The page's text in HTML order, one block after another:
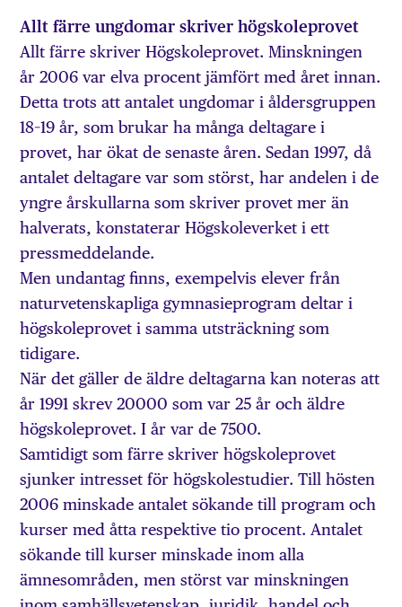
Allt färre ungdomar skriver högskoleprovet
Allt färre skriver Högskoleprovet. Minskningen
år 2006 var elva procent jämfört med året innan.
Detta trots att antalet ungdomar i åldersgruppen
18–19 år, som brukar ha många deltagare i
provet, har ökat de senaste åren. Sedan 1997, då
antalet deltagare var som störst, har andelen i de
yngre årskullarna som skriver provet mer än
halverats, konstaterar Högskoleverket i ett
pressmeddelande.
Men undantag finns, exempelvis elever från
naturvetenskapliga gymnasieprogram deltar i
högskoleprovet i samma utsträckning som
tidigare.
När det gäller de äldre deltagarna kan noteras att
år 1991 skrev 20000 som var 25 år och äldre
högskoleprovet. I år var de 7500.
Samtidigt som färre skriver högskoleprovet
sjunker intresset för högskolestudier. Till hösten
2006 minskade antalet sökande till program och
kurser med åtta respektive tio procent. Antalet
sökande till kurser minskade inom alla
ämnesområden, men störst var minskningen